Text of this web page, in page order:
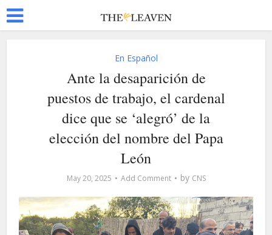
En Español
Ante la desaparición de
puestos de trabajo, el cardenal
dice que se ‘alegró’ de la
elección del nombre del Papa
León
May 20, 2025 Add Comment by CNS